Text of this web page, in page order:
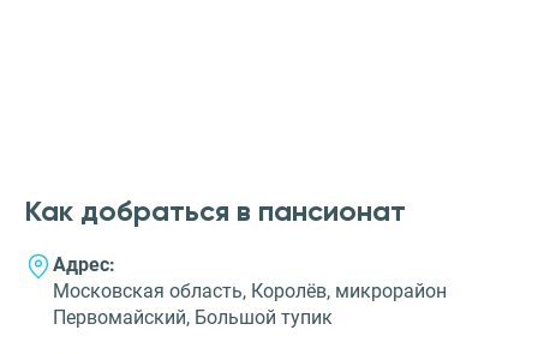
Как добраться в пансионат
Адрес:
Московская область, Королёв, микрорайон
Первомайский, Большой тупик